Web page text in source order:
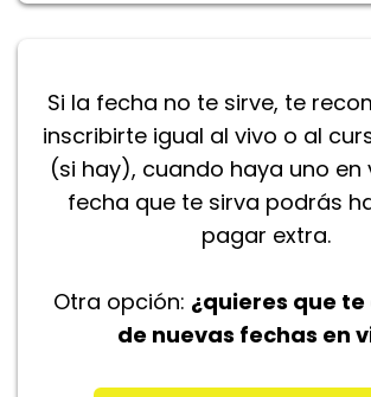
Si la fecha no te sirve, te
inscribirte igual al vivo o al
(si hay), cuando haya uno en
fecha que te sirva podrás
pagar extra.
Otra opción: ¿quieres que
de nuevas fechas en